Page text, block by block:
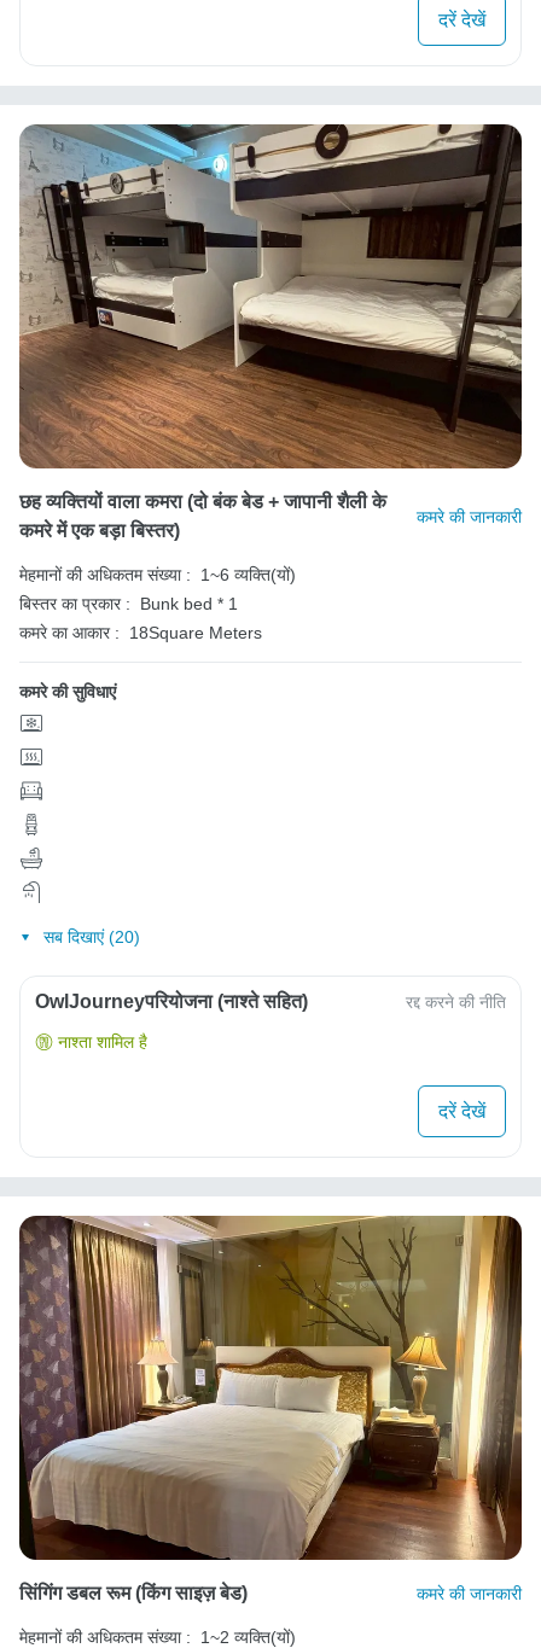
दरें देखें
छह व्यक्तियों वाला कमरा (दो बंक बेड + जापानी शैली के
कमरे में एक बड़ा बिस्तर)
कमरे की जानकारी
मेहमानों की अधिकतम संख्या :
1~6 व्यक्ति(यों)
बिस्तर का प्रकार :
Bunk bed * 1
कमरे का आकार :
18Square Meters
कमरे की सुविधाएं
सब दिखाएं (20)
OwlJourneyपरियोजना (नाश्ते सहित) रद्द करने की नीति
नाश्ता शामिल है
दरें देखें
सिंगिंग डबल रूम (किंग साइज़ बेड) कमरे की जानकारी
मेहमानों की अधिकतम संख्या :
1~2 व्यक्ति(यों)